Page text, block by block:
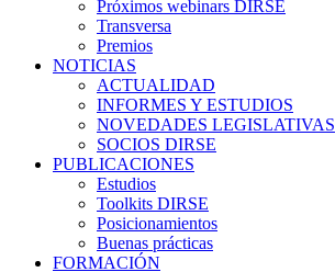
Próximos webinars DIRSE
Transversa
Premios
NOTICIAS
ACTUALIDAD
INFORMES Y ESTUDIOS
NOVEDADES LEGISLATIVAS
SOCIOS DIRSE
PUBLICACIONES
Estudios
Toolkits DIRSE
Posicionamientos
Buenas prácticas
FORMACIÓN